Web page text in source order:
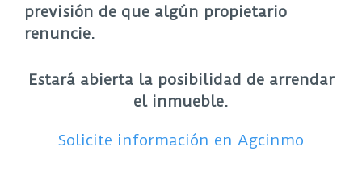
previsión de que algún propietario
renuncie.
Estará abierta la posibilidad de arrendar
el inmueble.
Solicite información en Agcinmo